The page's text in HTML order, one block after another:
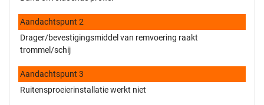
Aandachtspunt 2
Drager/bevestigingsmiddel van remvoering raakt
trommel/schij
Aandachtspunt 3
Ruitensproeierinstallatie werkt niet